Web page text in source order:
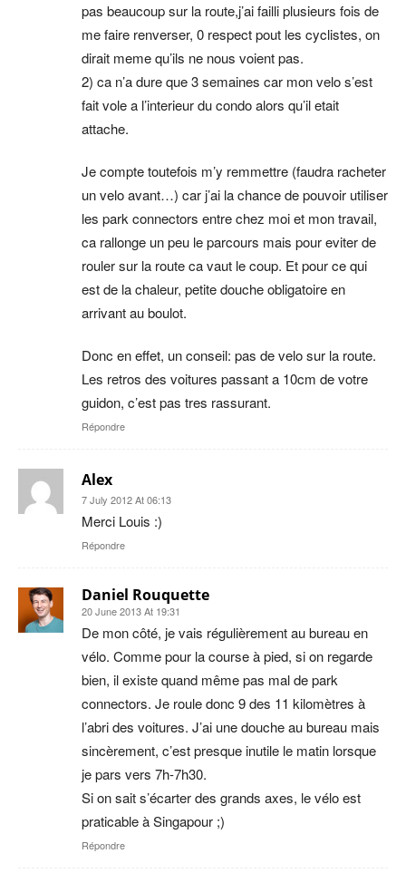
pas beaucoup sur la route,j’ai failli plusieurs fois de
me faire renverser, 0 respect pout les cyclistes, on
dirait meme qu’ils ne nous voient pas.
2) ca n’a dure que 3 semaines car mon velo s’est
fait vole a l’interieur du condo alors qu’il etait
attache.
Je compte toutefois m’y remmettre (faudra racheter
un velo avant…) car j’ai la chance de pouvoir utiliser
les park connectors entre chez moi et mon travail,
ca rallonge un peu le parcours mais pour eviter de
rouler sur la route ca vaut le coup. Et pour ce qui
est de la chaleur, petite douche obligatoire en
arrivant au boulot.
Donc en effet, un conseil: pas de velo sur la route.
Les retros des voitures passant a 10cm de votre
guidon, c’est pas tres rassurant.
Répondre
Alex
7 July 2012 At 06:13
Merci Louis :)
Répondre
Daniel Rouquette
20 June 2013 At 19:31
De mon côté, je vais régulièrement au bureau en
vélo. Comme pour la course à pied, si on regarde
bien, il existe quand même pas mal de park
connectors. Je roule donc 9 des 11 kilomètres à
l’abri des voitures. J’ai une douche au bureau mais
sincèrement, c’est presque inutile le matin lorsque
je pars vers 7h-7h30.
Si on sait s’écarter des grands axes, le vélo est
praticable à Singapour ;)
Répondre